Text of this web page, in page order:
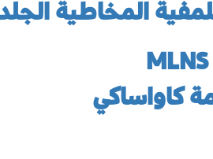
المخاطية
MLNS
كاواساكي